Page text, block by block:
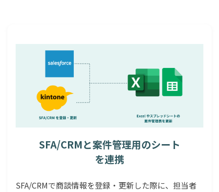
SFA/CRMと案件管理用のシート
を連携
SFA/CRMで商談情報を登録・更新した際に、担当者